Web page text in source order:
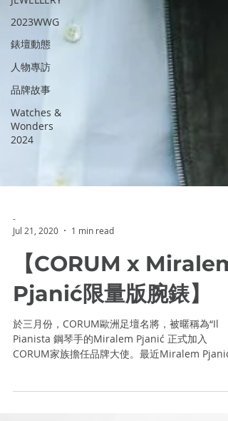
2023WWG
錶壇動態
人物專訪
品牌故事
Watches &
Wonders
2024
Jul 21, 2020
1 min read
【CORUM x Miralem
Pjanić限量版腕錶】
CORUM家族擔任品牌大使。最近Miralem Pjanić